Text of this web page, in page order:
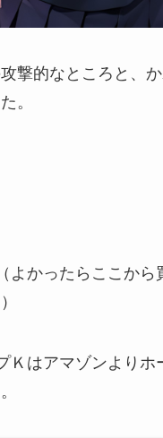
撃的なところと、
。
（よかったらここか
Ｋはアマゾンよりホ